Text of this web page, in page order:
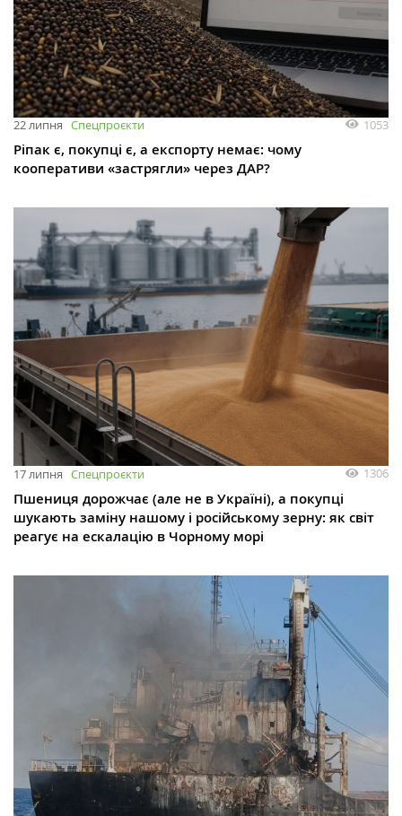
22 липня Спецпроєкти 1053
Ріпак є, покупці є, а експорту немає: чому
кооперативи «застрягли» через ДАР?
17 липня Спецпроєкти 1306
Пшениця дорожчає (але не в Україні), а покупці
шукають заміну нашому і російському зерну: як світ
реагує на ескалацію в Чорному морі